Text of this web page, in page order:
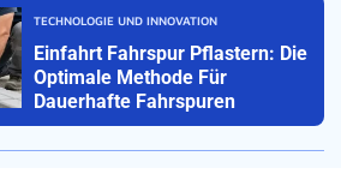
TECHNOLOGIE UND INNOVATION
Einfahrt Fahrspur Pflastern: Die
Optimale Methode Für
Dauerhafte Fahrspuren